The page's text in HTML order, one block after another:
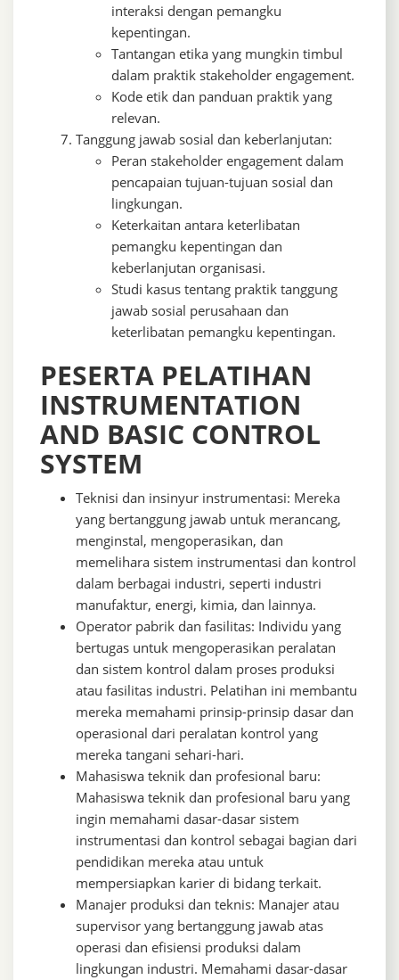
interaksi dengan pemangku
kepentingan.
Tantangan etika yang mungkin timbul
dalam praktik stakeholder engagement.
Kode etik dan panduan praktik yang
relevan.
Tanggung jawab sosial dan keberlanjutan:
Peran stakeholder engagement dalam
pencapaian tujuan-tujuan sosial dan
lingkungan.
Keterkaitan antara keterlibatan
pemangku kepentingan dan
keberlanjutan organisasi.
Studi kasus tentang praktik tanggung
jawab sosial perusahaan dan
keterlibatan pemangku kepentingan.
PESERTA PELATIHAN
INSTRUMENTATION
AND BASIC CONTROL
SYSTEM
Teknisi dan insinyur instrumentasi: Mereka
yang bertanggung jawab untuk merancang,
menginstal, mengoperasikan, dan
memelihara sistem instrumentasi dan kontrol
dalam berbagai industri, seperti industri
manufaktur, energi, kimia, dan lainnya.
Operator pabrik dan fasilitas: Individu yang
bertugas untuk mengoperasikan peralatan
dan sistem kontrol dalam proses produksi
atau fasilitas industri. Pelatihan ini membantu
mereka memahami prinsip-prinsip dasar dan
operasional dari peralatan kontrol yang
mereka tangani sehari-hari.
Mahasiswa teknik dan profesional baru:
Mahasiswa teknik dan profesional baru yang
ingin memahami dasar-dasar sistem
instrumentasi dan kontrol sebagai bagian dari
pendidikan mereka atau untuk
mempersiapkan karier di bidang terkait.
Manajer produksi dan teknis: Manajer atau
supervisor yang bertanggung jawab atas
operasi dan efisiensi produksi dalam
lingkungan industri. Memahami dasar-dasar